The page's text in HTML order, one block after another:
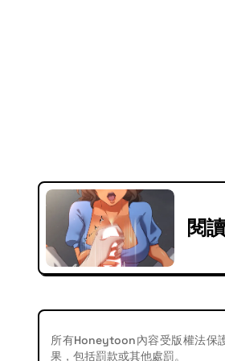
閱
所有Honeytoon內容受版權法保
果，包括罰款或其他處罰。